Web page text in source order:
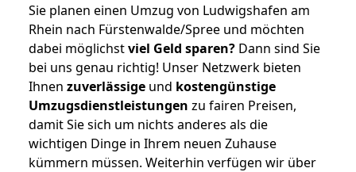
Sie planen einen Umzug von Ludwigshafen am
Rhein nach Fürstenwalde/Spree und möchten
dabei möglichstviel Geld sparen? Dann sind Sie
bei uns genau richtig! Unser Netzwerk bieten
Ihnen zuverlässige und kostengünstige
Umzugsdienstleistungen zu fairen Preisen,
damit Sie sich um nichts anderes als die
wichtigen Dinge in Ihrem neuen Zuhause
kümmern müssen. Weiterhin verfügen wir über